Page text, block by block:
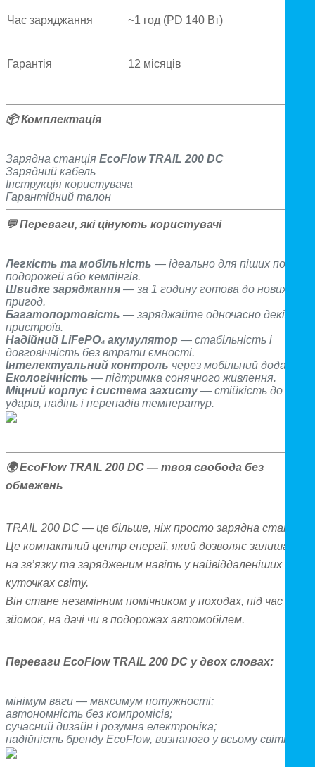
Час заряджання ~1 год (PD 140 Вт)
Гарантія 12 місяців
📦Комплектація
Зарядна станція EcoFlow TRAIL 200 DC
Зарядний кабель
Інструкція користувача
Гарантійний талон
💬Переваги, які цінують користувачі
Легкість та мобільність — ідеально для піших походів,
подорожей або кемпінгів.
Швидке заряджання — за 1 годину готова до нових
пригод.
Багатопортовість — заряджайте одночасно декілька
пристроїв.
Надійний LiFePO₄ акумулятор — стабільність і
довговічність без втрати ємності.
Інтелектуальний контроль через мобільний додаток.
Екологічність — підтримка сонячного живлення.
Міцний корпус і система захисту— стійкість до
ударів, падінь і перепадів температур.
🌍EcoFlow TRAIL 200 DC — твоя свобода без
обмежень
TRAIL 200 DC — це більше, ніж просто зарядна станція.
Це компактний центр енергії, який дозволяє
на зв’язку та зарядженим навіть у найвіддаленіших
куточках світу.
Він стане незамінним помічником у походах, під час
зйомок, на дачі чи в подорожах автомобілем.
Переваги EcoFlow TRAIL 200 DC у двох словах:
мінімум ваги — максимум потужності;
автономність без компромісів;
сучасний дизайн і розумна електроніка;
надійність бренду EcoFlow, визнаного у всьому світі.